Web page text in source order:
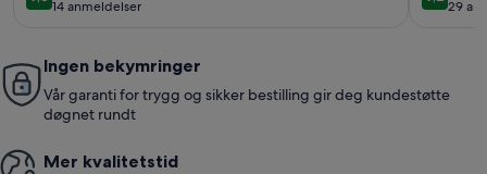
9,8 av 10
14 anmeldelser
(14
9,2 av 10
29
(29
Ingen bekymringer
Vår garanti for trygg og sikker bestilling gir deg kundestøtte
døgnet rundt
Mer kvalitetstid